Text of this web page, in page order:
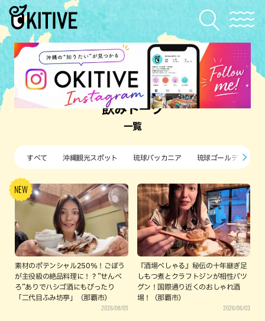
飲みトーク
一覧
すべて 沖縄観光スポット 琉球バッカニア 琉球ゴールデンキン
素材のポテンシャル250％！ごぼう
が主役級の絶品料理に！？”せんべ
ろ”ありでハシゴ酒にもぴったり
「二代目ふみ坊亭」（那覇市）
2026/08/05
『酒場べしゃる』秘伝の十年継ぎ足
しもつ煮とクラフトジンが相性バツ
グン！国際通り近くのおしゃれ酒
場！（那覇市）
2026/06/03